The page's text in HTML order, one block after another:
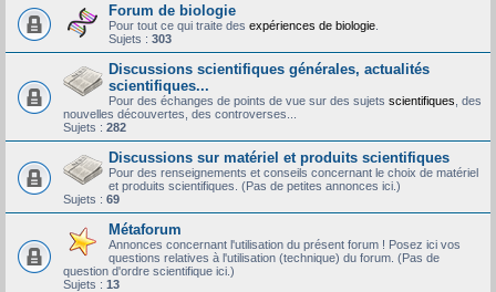
Forum de biologie
Pour tout ce qui traite des expériences de biologie
Sujets : 303
Discussions scientifiques générales, actualités
scientifiques...
Pour des échanges de points de vue sur des sujets scientifiques , des
nouvelles découvertes, des controverses...
Sujets : 282
Discussions sur matériel et produits scientifiques
Pour des renseignements et conseils concernant le choix de matériel
et produits scientifiques. (Pas de petites annonces ici.)
Sujets : 69
Métaforum
Annonces concernant l'utilisation du présent forum ! Posez ici vos
questions relatives à l'utilisation (technique) du forum. (Pas de
question d'ordre scientifique ici.)
Sujets : 13